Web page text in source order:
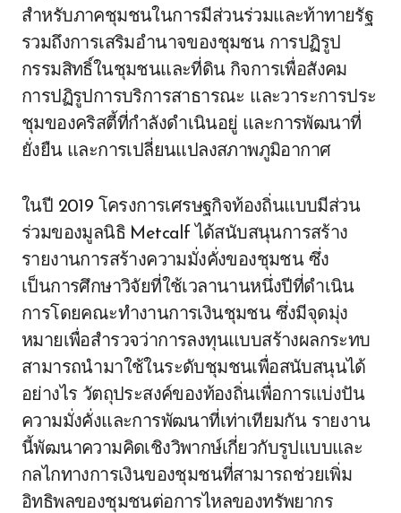
สำหรับภาคชุมชนในการมีส่วนร่วมและท้าทายรัฐ
รวมถึงการเสริมอำนาจของชุมชน การปฏิรูป
กรรมสิทธิ์ในชุมชนและที่ดิน กิจการเพื่อสังคม
การปฏิรูปการบริการสาธารณะ และวาระการประ
ชุมของคริสตี้ที่กำลังดำเนินอยู่ และการพัฒนาที่
ยั่งยืน และการเปลี่ยนแปลงสภาพภูมิอากาศ
ในปี 2019 โครงการเศรษฐกิจท้องถิ่นแบบมีส่วน
ร่วมของมูลนิธิ Metcalf ได้สนับสนุนการสร้าง
รายงานการสร้างความมั่งคั่งของชุมชน ซึ่ง
เป็นการศึกษาวิจัยที่ใช้เวลานานหนึ่งปีที่ดำเนิน
การโดยคณะทำงานการเงินชุมชน ซึ่งมีจุดมุ่ง
หมายเพื่อสำรวจว่าการลงทุนแบบสร้างผลกระทบ
สามารถนำมาใช้ในระดับชุมชนเพื่อสนับสนุนได้
อย่างไร วัตถุประสงค์ของท้องถิ่นเพื่อการแบ่งปัน
ความมั่งคั่งและการพัฒนาที่เท่าเทียมกัน รายงาน
นี้พัฒนาความคิดเชิงวิพากษ์เกี่ยวกับรูปแบบและ
กลไกทางการเงินของชุมชนที่สามารถช่วยเพิ่ม
อิทธิพลของชุมชนต่อการไหลของทรัพยากร